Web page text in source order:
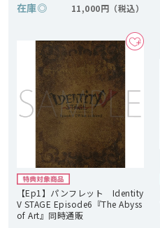
在庫◎ 11,000円
【Ep1】パンフレット Identity
V STAGE Episode6『The Abyss
of Art』同時通販